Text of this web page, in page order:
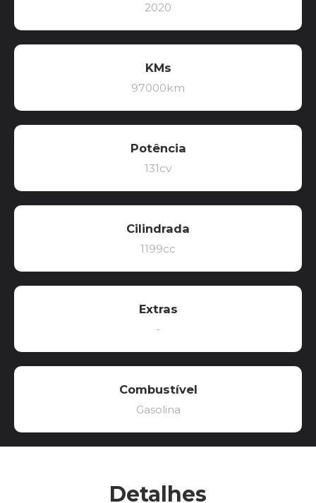
2020
KMs
97000km
Potência
131cv
Cilindrada
1199cc
Extras
-
Combustível
Gasolina
Detalhes